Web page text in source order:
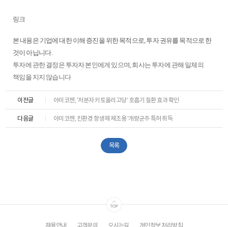
링크
본 내용은 기업에 대한 이해 증진을 위한 목적으로, 투자 권유를 목적으로 한
것이 아닙니다.
투자에 관한 결정은 투자자 본인에게 있으며, 회사는 투자에 관해 일체의
책임을 지지 않습니다
이전글 아미코젠, '저분자 키토올리고당' 호흡기 질환 효과 확인
다음글 아미코젠, 친환경 항생제 제조용 '개량균주 특허 취득
목록
채용안내 고객문의 오시는길 개인정보 처리방침